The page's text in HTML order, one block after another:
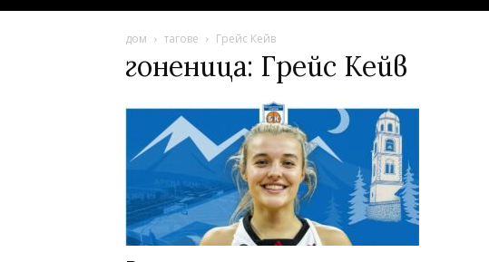
дом тагове Грейс Кейв
гоненица: Грейс Кейв